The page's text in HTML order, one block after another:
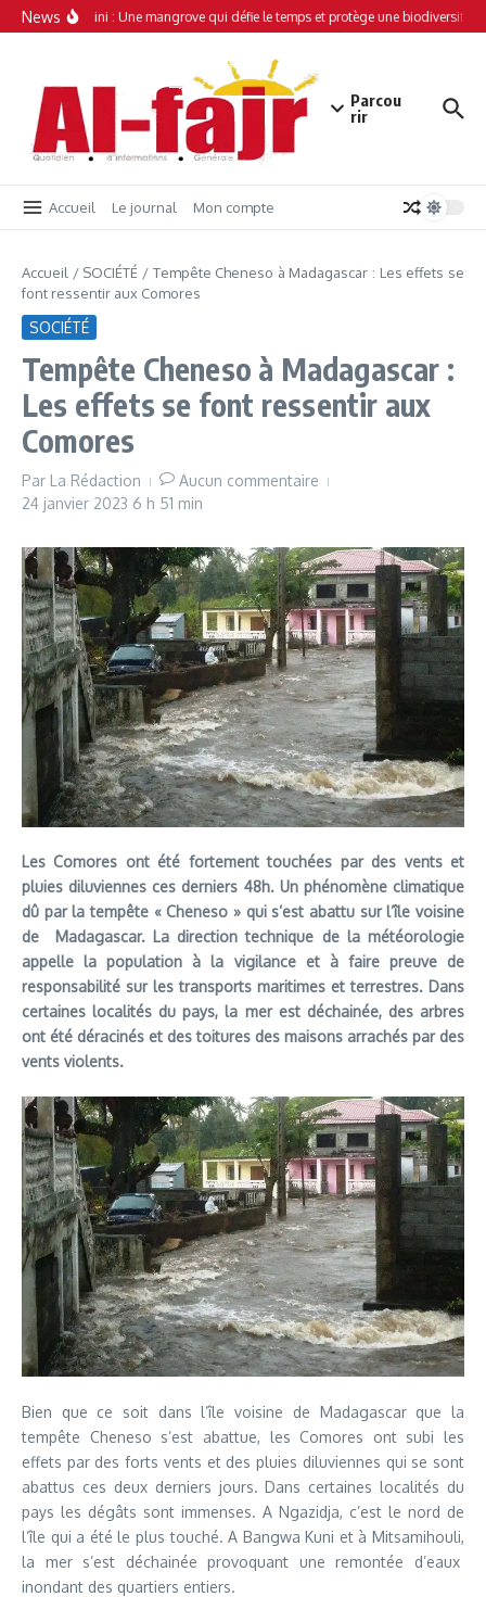
Aller au contenu
News
Simamboini : Une mangrove qui défie le temps et protège une biodiversité
Parcou
rir
Accueil Le journal Mon compte
Accueil / SOCIÉTÉ / Tempête Cheneso à Madagascar : Les effets se
font ressentir aux Comores
SOCIÉTÉ
Tempête Cheneso à Madagascar :
Les effets se font ressentir aux
Comores
Par La Rédaction
Aucun commentaire
24 janvier 2023 6 h 51 min
Les Comores ont été fortement touchées par des vents et
pluies diluviennes ces derniers 48h. Un phénomène climatique
dû par la tempête « Cheneso » qui s’est abattu sur l’île voisine
de Madagascar. La direction technique de la météorologie
appelle la population à la vigilance et à faire preuve de
responsabilité sur les transports maritimes et terrestres. Dans
certaines localités du pays, la mer est déchainée, des arbres
ont été déracinés et des toitures des maisons arrachés par des
vents violents.
Bien que ce soit dans l’île voisine de Madagascar que la
tempête Cheneso s’est abattue, les Comores ont subi les
effets par des forts vents et des pluies diluviennes qui se sont
abattus ces deux derniers jours. Dans certaines localités du
pays les dégâts sont immenses. A Ngazidja, c’est le nord de
l’île qui a été le plus touché. A Bangwa Kuni et à Mitsamihouli,
la mer s’est déchainée provoquant une remontée d’eaux
inondant des quartiers entiers.